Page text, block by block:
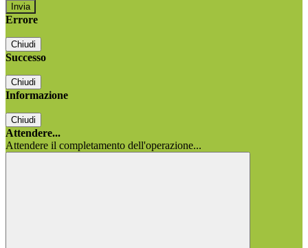
Errore
Chiudi
Successo
Chiudi
Informazione
Chiudi
Attendere...
Attendere il completamento dell'operazione...